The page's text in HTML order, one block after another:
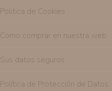
Politica de Cookies
Como comprar en nuestra web
Sus datos seguros
Política de Protección de Datos